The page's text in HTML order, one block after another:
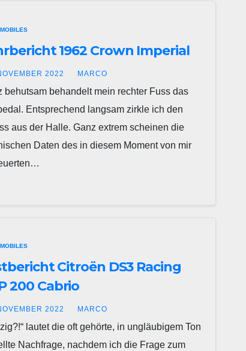
1962 Crown Imperial
2022 MARCO
behutsam behandelt mein rechter Fuss das
Entsprechend langsam zirkle ich den
aus der Halle. Ganz extrem scheinen die
Daten des in diesem Moment von mir
Citroën DS3 Racing
200 Cabrio
2022 MARCO
lautet die oft gehörte, in ungläubigem Ton
Nachfrage, nachdem ich die Frage zum